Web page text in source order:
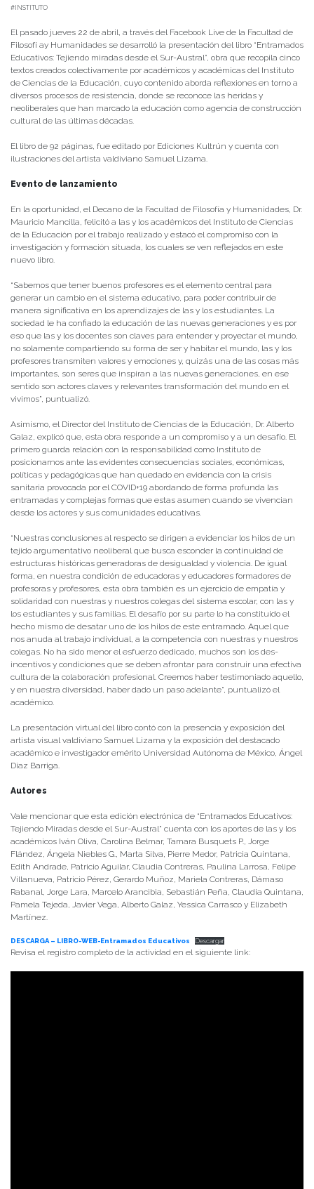
#INSTITUTO
El pasado jueves 22 de abril, a través del Facebook Live de la Facultad de
Filosofí ay Humanidades se desarrolló la presentación del libro “Entramados
Educativos: Tejiendo miradas desde el Sur-Austral”, obra que recopila cinco
textos creados colectivamente por académicos y académicas del Instituto
de Ciencias de la Educación, cuyo contenido aborda reflexiones en torno a
diversos procesos de resistencia, donde se reconoce las heridas y
neoliberales que han marcado la educación como agencia de construcción
cultural de las últimas décadas.
El libro de 92 páginas, fue editado por Ediciones Kultrún y cuenta con
ilustraciones del artista valdiviano Samuel Lizama.
Evento de lanzamiento
En la oportunidad, el Decano de la Facultad de Filosofía y Humanidades, Dr.
Mauricio Mancilla, felicitó a las y los académicos del Instituto de Ciencias
de la Educación por el trabajo realizado y estacó el compromiso con la
investigación y formación situada, los cuales se ven reflejados en este
nuevo libro.
“Sabemos que tener buenos profesores es el elemento central para
generar un cambio en el sistema educativo, para poder contribuir de
manera significativa en los aprendizajes de las y los estudiantes. La
sociedad le ha confiado la educación de las nuevas generaciones y es por
eso que las y los docentes son claves para entender y proyectar el mundo,
no solamente compartiendo su forma de ser y habitar el mundo, las y los
profesores transmiten valores y emociones y, quizás una de las cosas más
importantes, son seres que inspiran a las nuevas generaciones, en ese
sentido son actores claves y relevantes transformación del mundo en el
vivimos”, puntualizó.
Asimismo, el Director del Instituto de Ciencias de la Educación, Dr. Alberto
Galaz, explicó que, esta obra responde a un compromiso y a un desafío. El
primero guarda relación con la responsabilidad como Instituto de
posicionarnos ante las evidentes consecuencias sociales, económicas,
políticas y pedagógicas que han quedado en evidencia con la crisis
sanitaria provocada por el COVID+19 abordando de forma profunda las
entramadas y complejas formas que estas asumen cuando se vivencian
desde los actores y sus comunidades educativas.
“Nuestras conclusiones al respecto se dirigen a evidenciar los hilos de un
tejido argumentativo neoliberal que busca esconder la continuidad de
estructuras históricas generadoras de desigualdad y violencia. De igual
forma, en nuestra condición de educadoras y educadores formadores de
profesoras y profesores, esta obra también es un ejercicio de empatía y
solidaridad con nuestras y nuestros colegas del sistema escolar, con las y
los estudiantes y sus familias. El desafío por su parte lo ha constituido el
hecho mismo de desatar uno de los hilos de este entramado. Aquel que
nos anuda al trabajo individual, a la competencia con nuestras y nuestros
colegas. No ha sido menor el esfuerzo dedicado, muchos son los des-
incentivos y condiciones que se deben afrontar para construir una efectiva
cultura de la colaboración profesional. Creemos haber testimoniado aquello,
y en nuestra diversidad, haber dado un paso adelante”, puntualizó el
académico.
La presentación virtual del libro contó con la presencia y exposición del
artista visual valdiviano Samuel Lizama y la exposición del destacado
académico e investigador emérito Universidad Autónoma de México, Ángel
Díaz Barriga.
Autores
Vale mencionar que esta edición electrónica de “Entramados Educativos:
Tejiendo Miradas desde el Sur-Austral” cuenta con los aportes de las y los
académicos Iván Oliva, Carolina Belmar, Tamara Busquets P., Jorge
Flández, Ángela Niebles G., Marta Silva, Pierre Medor, Patricia Quintana,
Edith Andrade, Patricio Aguilar, Claudia Contreras, Paulina Larrosa, Felipe
Villanueva, Patricio Pérez, Gerardo Muñoz, Mariela Contreras, Dámaso
Rabanal, Jorge Lara, Marcelo Arancibia, Sebastián Peña, Claudia Quintana,
Pamela Tejeda, Javier Vega, Alberto Galaz, Yessica Carrasco y Elizabeth
Martínez.
DESCARGA – LIBRO-WEB-Entramados Educativos Descargar
Revisa el registro completo de la actividad en el siguiente link: